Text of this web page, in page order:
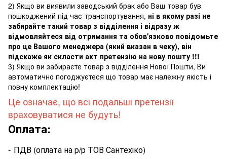
2) Якщо ви виявили заводський брак або Ваш товар був
пошкоджений під час транспортування, ні в якому разі не
забирайте такий товар з відділення і відразу ж
відмовляйтеся від отримання та обов'язково повідомьте
про це Вашого менеджера (який вказан в чеку), він
підскаже як скласти акт претензію на нову пошту !!!
3) Якщо ви забираєте товар з відділення Нової Пошти, Ви
автоматично погоджуєтеся що товар має належну якість і
повну комплектацію!
Це означає, що всі подальші претензії
враховуватися не будуть!
Оплата:
- ПДВ (оплата на р/р ТОВ Сантехіко)